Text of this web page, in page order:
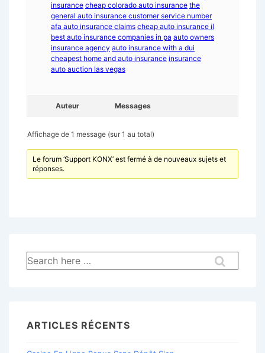
insurance cheap colorado auto insurance the
general auto insurance customer service number
afa auto insurance claims cheap auto insurance il
best auto insurance companies in pa auto owners
insurance agency auto insurance with a dui
cheapest home and auto insurance insurance
auto auction las vegas
Auteur Messages
Affichage de 1 message (sur 1 au total)
Le forum ‘Support KONX’ est fermé à de nouveaux sujets et
réponses.
Recherche
pour:
ARTICLES RÉCENTS